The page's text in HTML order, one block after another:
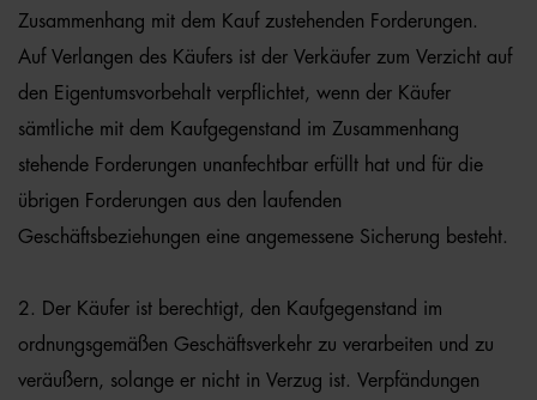
Zusammenhang mit dem Kauf zustehenden Forderungen.
Auf Verlangen des Käufers ist der Verkäufer zum Verzicht auf
den Eigentumsvorbehalt verpflichtet, wenn der Käufer
sämtliche mit dem Kaufgegenstand im Zusammenhang
stehende Forderungen unanfechtbar erfüllt hat und für die
übrigen Forderungen aus den laufenden
Geschäftsbeziehungen eine angemessene Sicherung besteht.
2. Der Käufer ist berechtigt, den Kaufgegenstand im
ordnungsgemäßen Geschäftsverkehr zu verarbeiten und zu
veräußern, solange er nicht in Verzug ist. Verpfändungen